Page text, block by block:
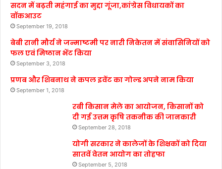
सदन में बढ़ती महंगाई का मुद्दा गूंजा,कांग्रेस विधायकों का
वॉकआउट
September 19, 2018
बेबी रानी मौर्य ने जन्माष्टमी पर नारी निकेतन में संवासिनियों को
फल एवं मिष्ठान भेंट किया
September 3, 2018
प्रणब और शिबनाथ ने कपल इवेंट का गोल्ड अपने नाम किया
September 1, 2018
रबी किसान मेले का आयोजन, किसानों को
दी गई उत्तम कृषि तकनीक की जानकारी
September 28, 2018
योगी सरकार ने कालेजों के शिक्षकों को दिया
सातवें वेतन आयोग का तोहफा
September 5, 2018